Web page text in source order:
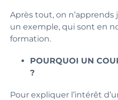
Après tout, on n’apprends
un exemple, qui sont en
formation.
POURQUOI UN
?
Pour expliquer l’intérêt